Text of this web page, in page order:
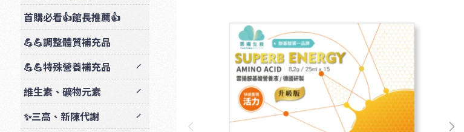
首購必看👍館長推薦👍
💪💪調整體質補充品
💪💪特殊營養補充品
維生素、礦物元素
✨三高、新陳代謝